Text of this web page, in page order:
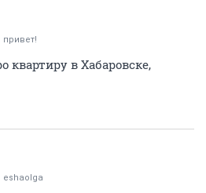
привет!
квартиру в Хабаровске,
eshaolga